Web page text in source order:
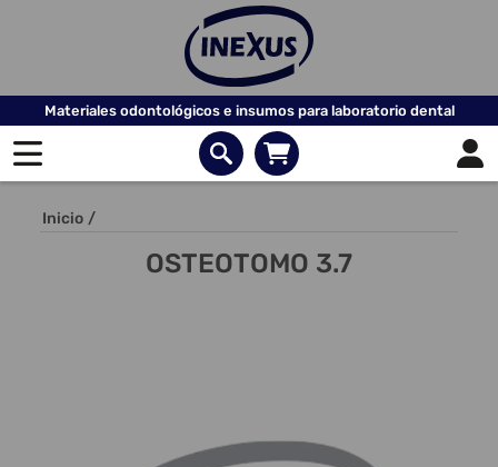
Materiales odontológicos e insumos para laboratorio dental
Inicio /
OSTEOTOMO 3.7